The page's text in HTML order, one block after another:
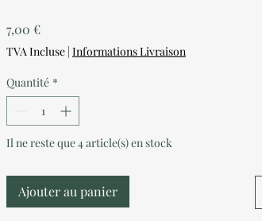
7,00 €Prix
TVA Incluse | Informations Livraison
Quantité *
Il ne reste que 4 article(s) en stock
Ajouter au panier